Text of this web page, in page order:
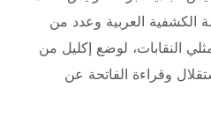
الكشفية العربية وعدد من
النقابات، لوضع إكليل من
وقراءة الفاتحة عن